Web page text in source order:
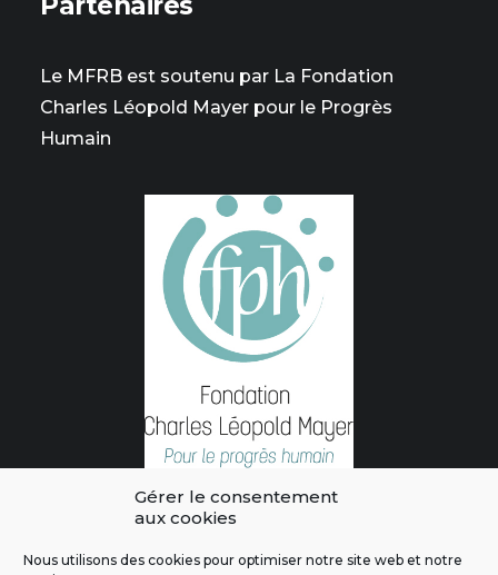
Gérer le consentement
aux cookies
Nous utilisons des cookies pour optimiser notre site web et notre
Le MFRB est soutenu par La Fondation
Charles Léopold Mayer pour le Progrès
Humain